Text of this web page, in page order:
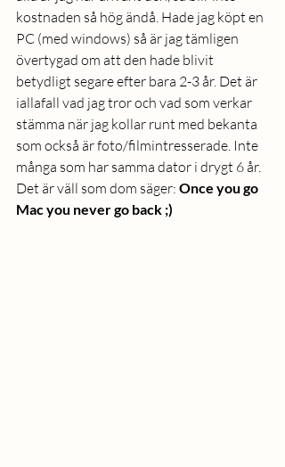
kostnaden så hög ändå. Hade jag köpt en
PC (med windows) så är jag tämligen
övertygad om att den hade blivit
betydligt segare efter bara 2-3 år. Det är
iallafall vad jag tror och vad som verkar
stämma när jag kollar runt med bekanta
som också är foto/filmintresserade. Inte
många som har samma dator i drygt 6 år.
Det är väll som dom säger: Once you go
Mac you never go back ;)